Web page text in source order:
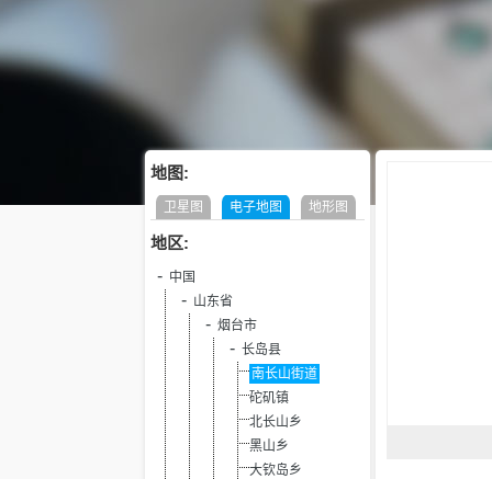
地图:
卫星图 电子地图 地形图
地区:
中国
山东省
烟台市
长岛县
南长山街道
砣矶镇
北长山乡
黑山乡
大钦岛乡